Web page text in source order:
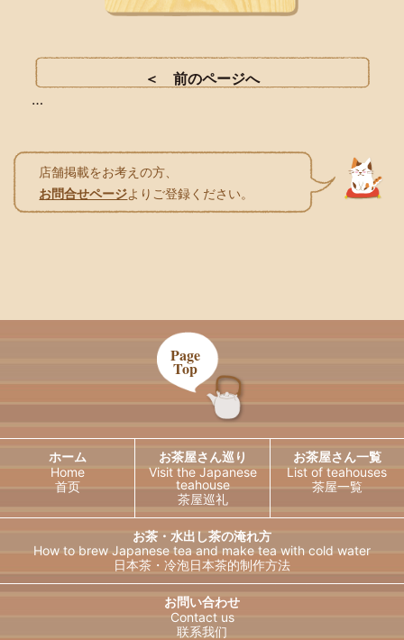
…
店舗掲載をお考えの方、
お問合せページよりご登録ください。
ホーム
Home
首页
お茶屋さん巡り
Visit the Japanese
teahouse
茶屋巡礼
お茶屋さん一覧
List of teahouses
茶屋一覧
お茶・水出し茶の淹れ方
How to brew Japanese tea and make tea with cold water
日本茶・冷泡日本茶的制作方法
お問い合わせ
Contact us
联系我们
Page
Top